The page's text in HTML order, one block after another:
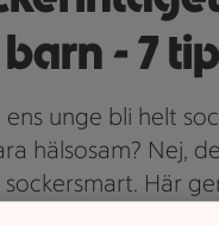
barn - 7
ens unge bli helt
hälsosam? Nej,
Här